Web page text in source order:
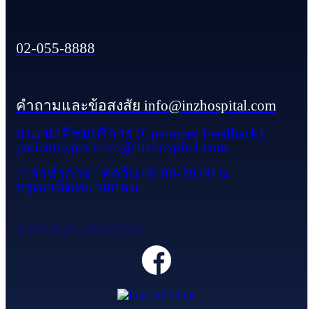
02-055-8888
คำถามและข้อสงสัย info@inzhospital.com
แนะนำติชมบริการ (Customer Feedback)
patientexperience@inzhospital.com
เวลาทำการ : ทุกวัน 08.00-20.00 น.
กรุณานัดหมายก่อน
ฆสพ.สบส.2468/2567